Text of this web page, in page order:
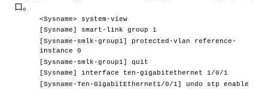
口。
<Sysname> system-view
[Sysname] smart-link group 1
[Sysname-smlk-group1] protected-vlan reference-
instance 0
[Sysname-smlk-group1] quit
[Sysname] interface ten-gigabitethernet 1/0/1
[Sysname-Ten-GigabitEthernet1/0/1] undo stp enable